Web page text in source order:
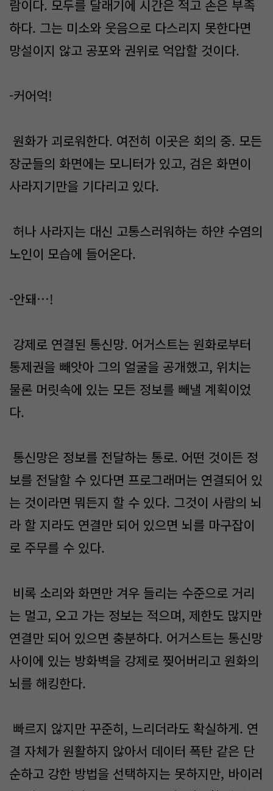
람이다. 모두를 달래기에 시간은 적고 손은 부족
하다. 그는 미소와 웃음으로 다스리지 못한다면
망설이지 않고 공포와 권위로 억압할 것이다.
-커어억!
원화가 괴로워한다. 여전히 이곳은 회의 중. 모든
장군들의 화면에는 모니터가 있고, 검은 화면이
사라지기만을 기다리고 있다.
허나 사라지는 대신 고통스러워하는 하얀 수염의
노인이 모습에 들어온다.
-안돼…!
강제로 연결된 통신망. 어거스트는 원화로부터
통제권을 빼앗아 그의 얼굴을 공개했고, 위치는
물론 머릿속에 있는 모든 정보를 빼낼 계획이었
다.
통신망은 정보를 전달하는 통로. 어떤 것이든 정
보를 전달할 수 있다면 프로그래머는 연결되어 있
는 것이라면 뭐든지 할 수 있다. 그것이 사람의 뇌
라 할 지라도 연결만 되어 있으면 뇌를 마구잡이
로 주무를 수 있다.
비록 소리와 화면만 겨우 들리는 수준으로 거리
는 멀고, 오고 가는 정보는 적으며, 제한도 많지만
연결만 되어 있으면 충분하다. 어거스트는 통신망
사이에 있는 방화벽을 강제로 찢어버리고 원화의
뇌를 해킹한다.
빠르지 않지만 꾸준히, 느리더라도 확실하게. 연
결 자체가 원활하지 않아서 데이터 폭탄 같은 단
순하고 강한 방법을 선택하지는 못하지만, 바이러